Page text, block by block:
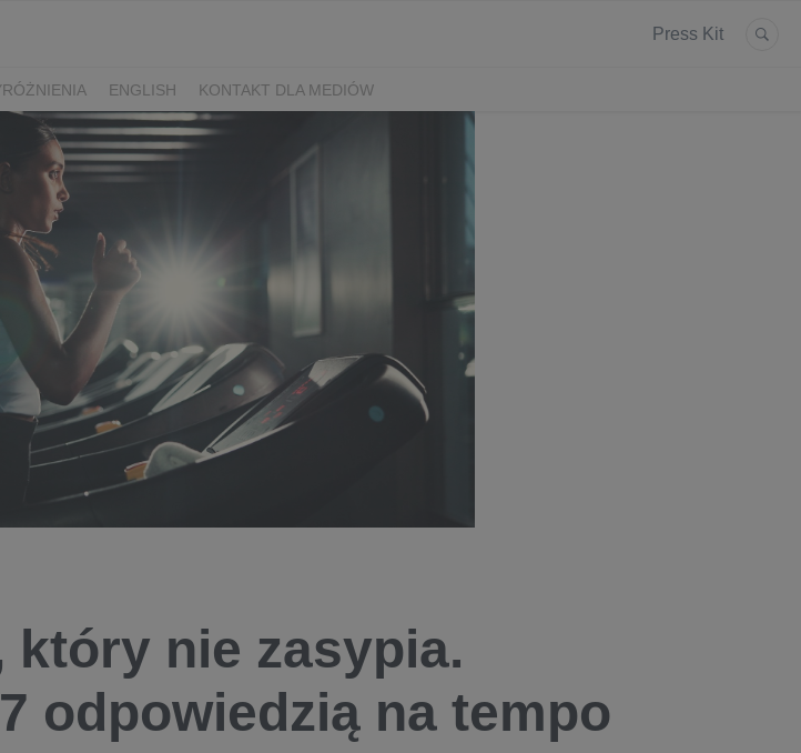
Press Kit
ENGLISH KONTAKT DLA MEDIÓW
nie zasypia.
odpowiedzią na tempo